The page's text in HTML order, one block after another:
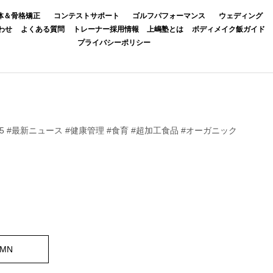
＆骨格矯正 コンテストサポート ゴルフパフォーマンス
ウェディング
せ よくある質問 トレーナー採用情報 上嶋塾とは
ボディメイク飯ガイド
プライバシーポリシー
最新ニュース #健康管理 #食育 #超加工食品 #オーガニック